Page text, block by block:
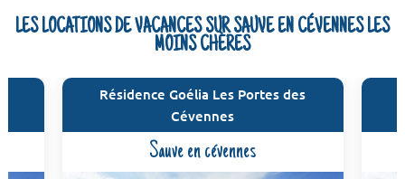
LES LOCATIONS DE VACANCES SUR SAUVE EN CÉVENNES LES
MOINS CHÈRES
Résidence Goélia Les Portes des
Cévennes
Sauve en cévennes